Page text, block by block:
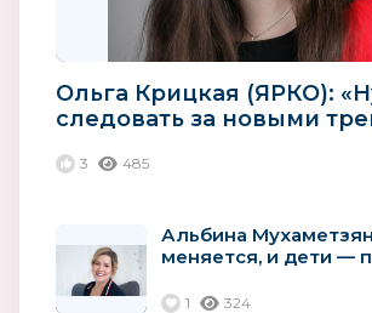
Ольга Крицкая (ЯРКО):
следовать за новыми
3 485
Альбина
меняется, и дети —
1 324